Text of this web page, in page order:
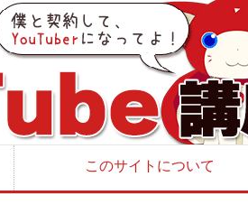
このサイトについて